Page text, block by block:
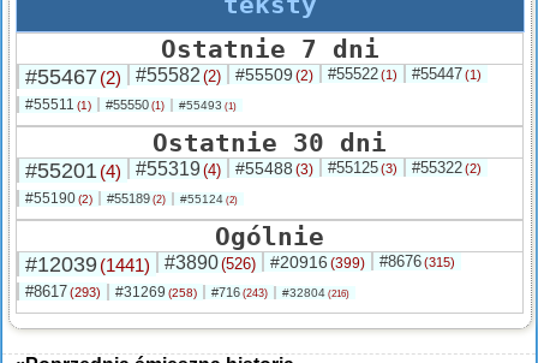
Ostatnie 7 dni
#55467 (2) #55582 (2) #55509 (2) #55522(1) #55447(1)
#55511 (1) #55550 (1) #55493 (1)
Ostatnie 30 dni
#55201(4) #55319(4) #55488 (3) #55125(3) #55322(2)
#55190(2) #55189 (2) #55124 (2)
Ogólnie
#12039(1441) #3890(526) #20916 (399) #8676(315)
#8617(293) #31269 (258) #716 (243) #32804 (216)